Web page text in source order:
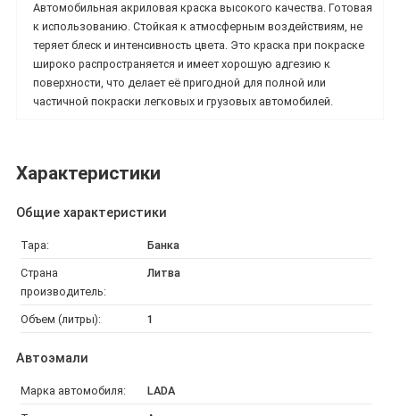
Автомобильная акриловая краска высокого качества. Готовая
к использованию. Стойкая к атмосферным воздействиям, не
теряет блеск и интенсивность цвета. Это краска при покраске
широко распространяется и имеет хорошую адгезию к
поверхности, что делает её пригодной для полной или
частичной покраски легковых и грузовых автомобилей.
Характеристики
Общие характеристики
Тара: Банка
Страна
производитель:
Литва
Объем (литры): 1
Автоэмали
Марка автомобиля: LADA